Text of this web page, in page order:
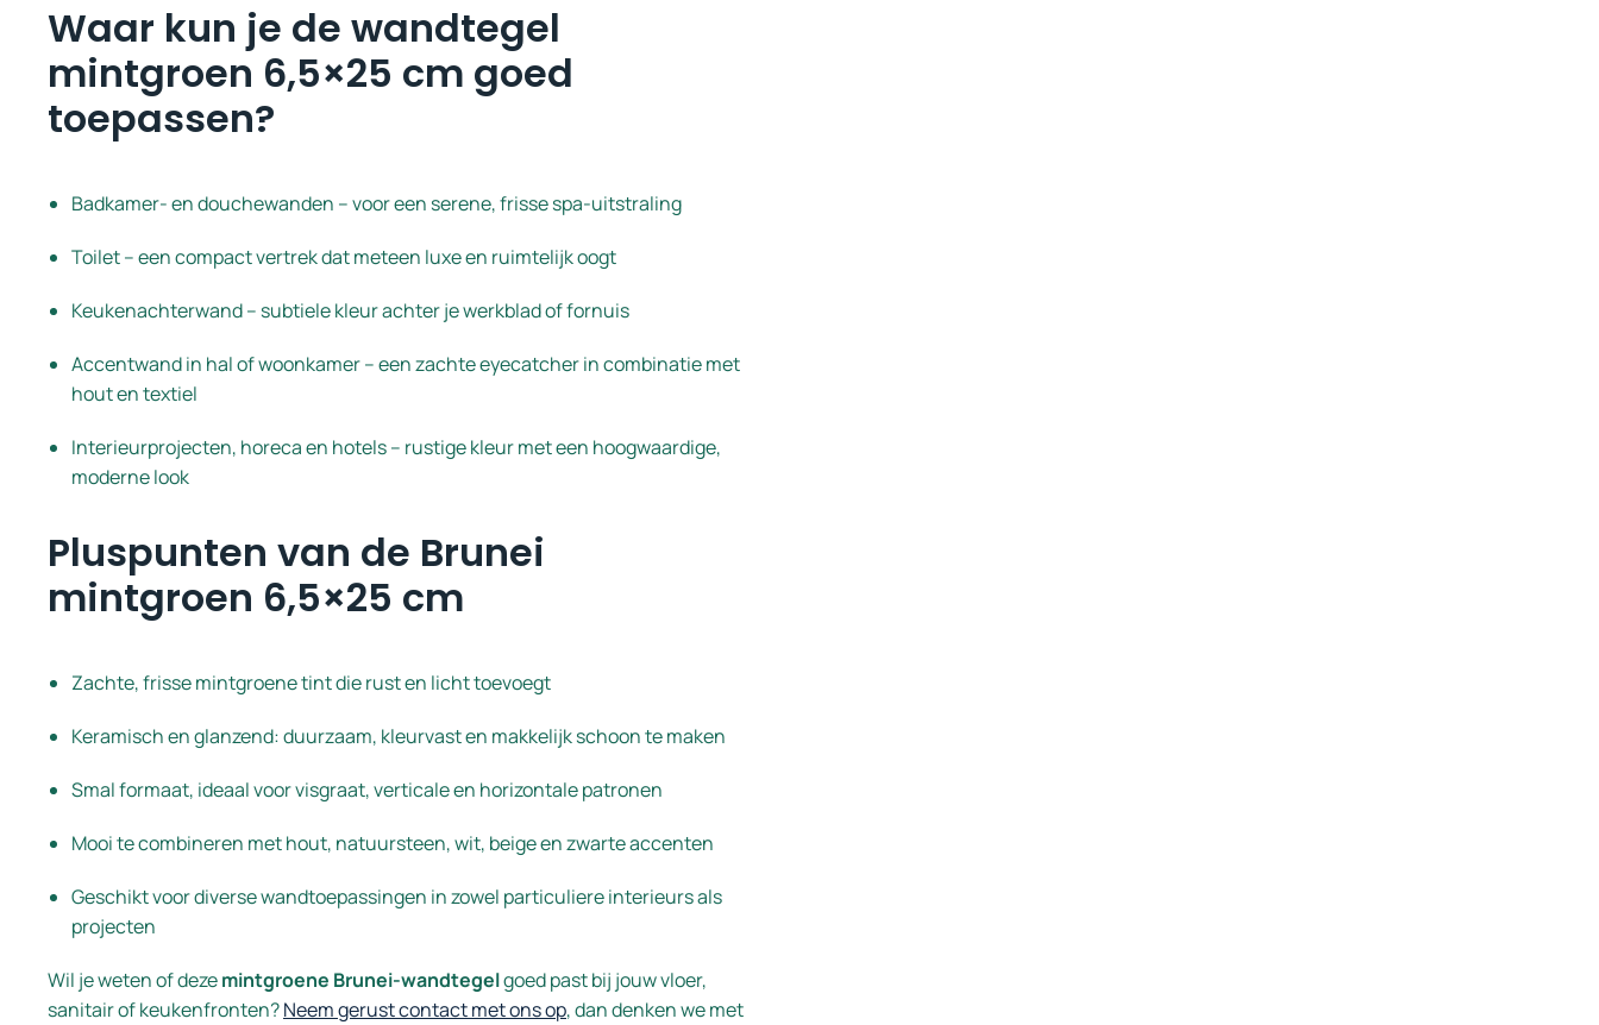
Waar kun je de wandtegel
mintgroen 6,5×25 cm goed
toepassen?
Badkamer- en douchewanden – voor een serene, frisse spa-uitstraling
Toilet – een compact vertrek dat meteen luxe en ruimtelijk oogt
Keukenachterwand – subtiele kleur achter je werkblad of fornuis
Accentwand in hal of woonkamer – een zachte eyecatcher in combinatie met
hout en textiel
Interieurprojecten, horeca en hotels – rustige kleur met een hoogwaardige,
moderne look
Pluspunten van de Brunei
mintgroen 6,5×25 cm
Zachte, frisse mintgroene tint die rust en licht toevoegt
Keramisch en glanzend: duurzaam, kleurvast en makkelijk schoon te maken
Smal formaat, ideaal voor visgraat, verticale en horizontale patronen
Mooi te combineren met hout, natuursteen, wit, beige en zwarte accenten
Geschikt voor diverse wandtoepassingen in zowel particuliere interieurs als
projecten
Wil je weten of dezemintgroene Brunei-wandtegelgoed past bij jouw vloer,
sanitair of keukenfronten?Neem gerust contact met ons op, dan denken we met